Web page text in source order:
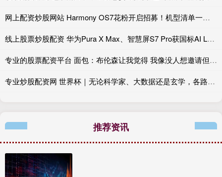
网上配资炒股网站 Harmony OS7花粉开启招募！机型清单一览，看看你的手机能否尝鲜
线上股票炒股配资 华为Pura X Max、智慧屏S7 Pro获国标AI L3首证
专业的股票配资平台 面包：布伦森让我觉得 我像没人想邀请但不得不去烧烤派对的叔叔
专业炒股配资网 世界杯｜无论科学家、大数据还是玄学，各路预测集体折戟，足球从无标准答案
推荐资讯